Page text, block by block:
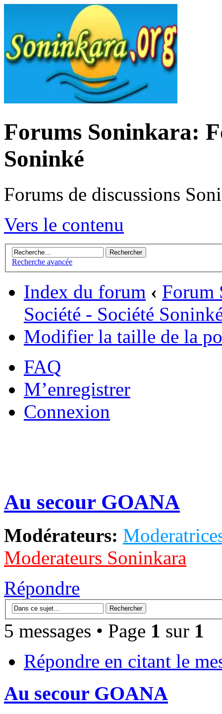
Forums Soninkara:
Soninké
Forums de discussions
Vers le contenu
Recherche avancée
Index du forum ‹ Forum
Société - Société
Modifier la taille de la
FAQ
M’enregistrer
Connexion
Au secour GOANA
Modérateurs:
Moderateurs Soninkara
Répondre
5 messages • Page 1 sur 1
Répondre en citant le
Au secour GOANA